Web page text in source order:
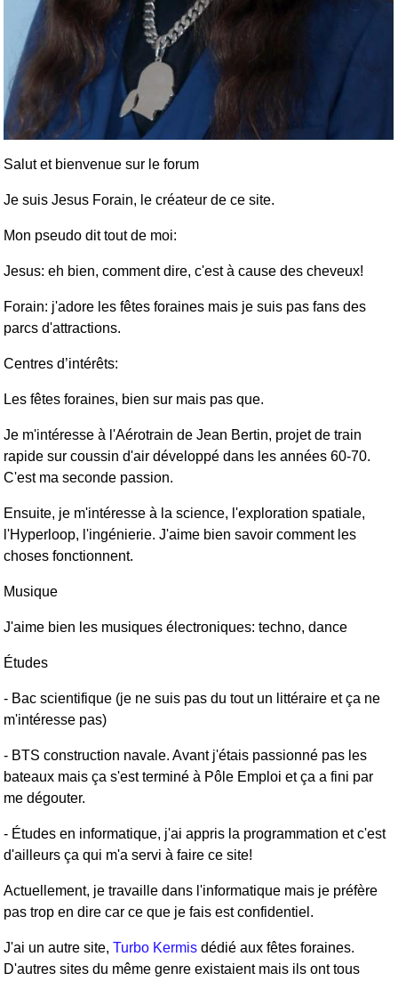
Salut et bienvenue sur le forum
Je suis Jesus Forain, le créateur de ce site.
Mon pseudo dit tout de moi:
Jesus: eh bien, comment dire, c'est à cause des cheveux!
Forain: j'adore les fêtes foraines mais je suis pas fans des
parcs d'attractions.
Centres d’intérêts:
Les fêtes foraines, bien sur mais pas que.
Je m'intéresse à l'Aérotrain de Jean Bertin, projet de train
rapide sur coussin d'air développé dans les années 60-70.
C'est ma seconde passion.
Ensuite, je m'intéresse à la science, l'exploration spatiale,
l'Hyperloop, l'ingénierie. J'aime bien savoir comment les
choses fonctionnent.
Musique
J'aime bien les musiques électroniques: techno, dance
Études
- Bac scientifique (je ne suis pas du tout un littéraire et ça ne
m'intéresse pas)
- BTS construction navale. Avant j'étais passionné pas les
bateaux mais ça s'est terminé à Pôle Emploi et ça a fini par
me dégouter.
- Études en informatique, j'ai appris la programmation et c'est
d'ailleurs ça qui m'a servi à faire ce site!
Actuellement, je travaille dans l'informatique mais je préfère
pas trop en dire car ce que je fais est confidentiel.
J'ai un autre site, Turbo Kermis dédié aux fêtes foraines.
D'autres sites du même genre existaient mais ils ont tous